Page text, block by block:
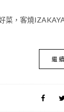
菜，客燒
繼